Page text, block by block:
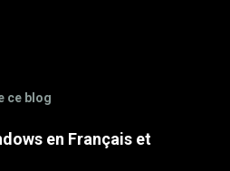
ce blog
en Français et